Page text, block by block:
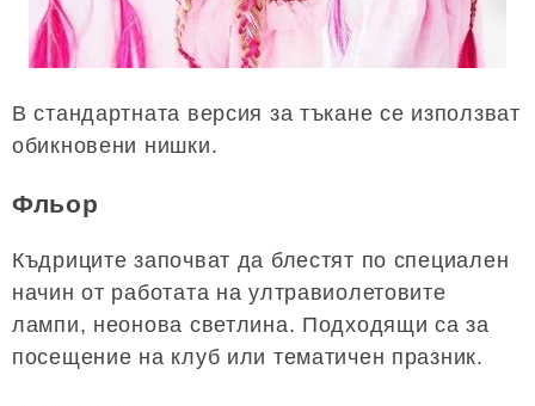
В стандартната версия за тъкане се използват
обикновени нишки.
Фльор
Къдриците започват да блестят по специален
начин от работата на ултравиолетовите
лампи, неонова светлина. Подходящи са за
посещение на клуб или тематичен празник.